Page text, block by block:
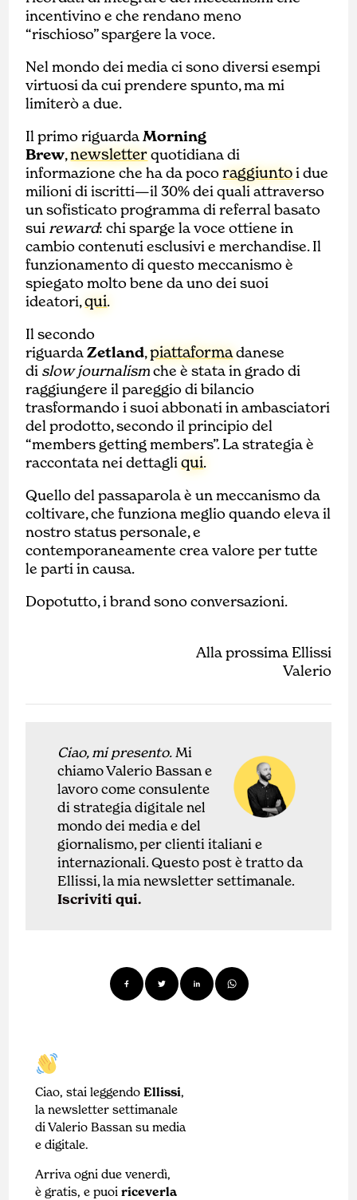
Ciao, stai leggendoEllissi,
la newsletter settimanale
di Valerio Bassan su media
e digitale.
Arriva ogni due venerdì,
è gratis, e puoiriceverla
incentivino e che rendano meno
“rischioso” spargere la voce.
Nel mondo dei media ci sono diversi esempi
virtuosi da cui prendere spunto, ma mi
limiterò a due.
Il primo riguardaMorning
Brew,newsletterquotidiana di
informazione che ha da pocoraggiuntoi due
milioni di iscritti—il 30% dei quali attraverso
un sofisticato programma di referral basato
sui reward: chi sparge la voce ottiene in
cambio contenuti esclusivi e merchandise. Il
funzionamento di questo meccanismo è
spiegato molto bene da uno dei suoi
ideatori,qui.
Il secondo
riguardaZetland,piattaformadanese
di slow journalismche è stata in grado di
raggiungere il pareggio di bilancio
trasformando i suoi abbonati in ambasciatori
del prodotto, secondo il principio del
“members getting members”. La strategia è
raccontata nei dettagliqui.
Quello del passaparola è un meccanismo da
coltivare, che funziona meglio quando eleva il
nostro status personale, e
contemporaneamente crea valore per tutte
le parti in causa.
Dopotutto, i brand sono conversazioni.
Alla prossima Ellissi
Valerio
Ciao, mi presento.Mi
chiamo Valerio Bassan e
lavoro comeconsulente
distrategia digitale nel
mondo dei media e del
giornalismo, per clienti italiani e
internazionali.Questo post è tratto da
Ellissi, la mia newsletter settimanale.
Iscriviti qui.